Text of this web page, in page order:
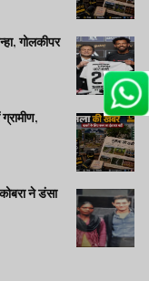
गोलकीपर
ने डंसा